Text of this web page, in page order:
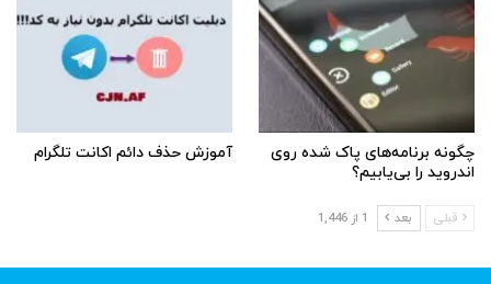
چگونه برنامه‌های پاک شده روی
اندروید را بی‌یابیم؟
آموزش حذف دائم اکانت تلگرام
قبلی بعد 1 از 1,446